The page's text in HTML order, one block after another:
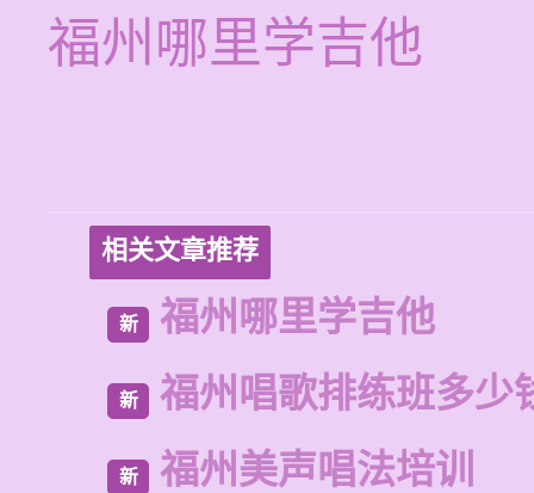
福州哪里学吉他
相关文章推荐
新 福州哪里学吉他
新 福州唱歌排练班多少
新 福州美声唱法培训